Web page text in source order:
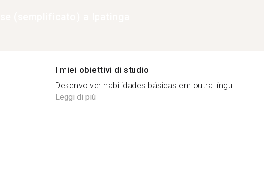
I miei obiettivi di studio
Desenvolver habilidades básicas em outra língu...
Leggi di più